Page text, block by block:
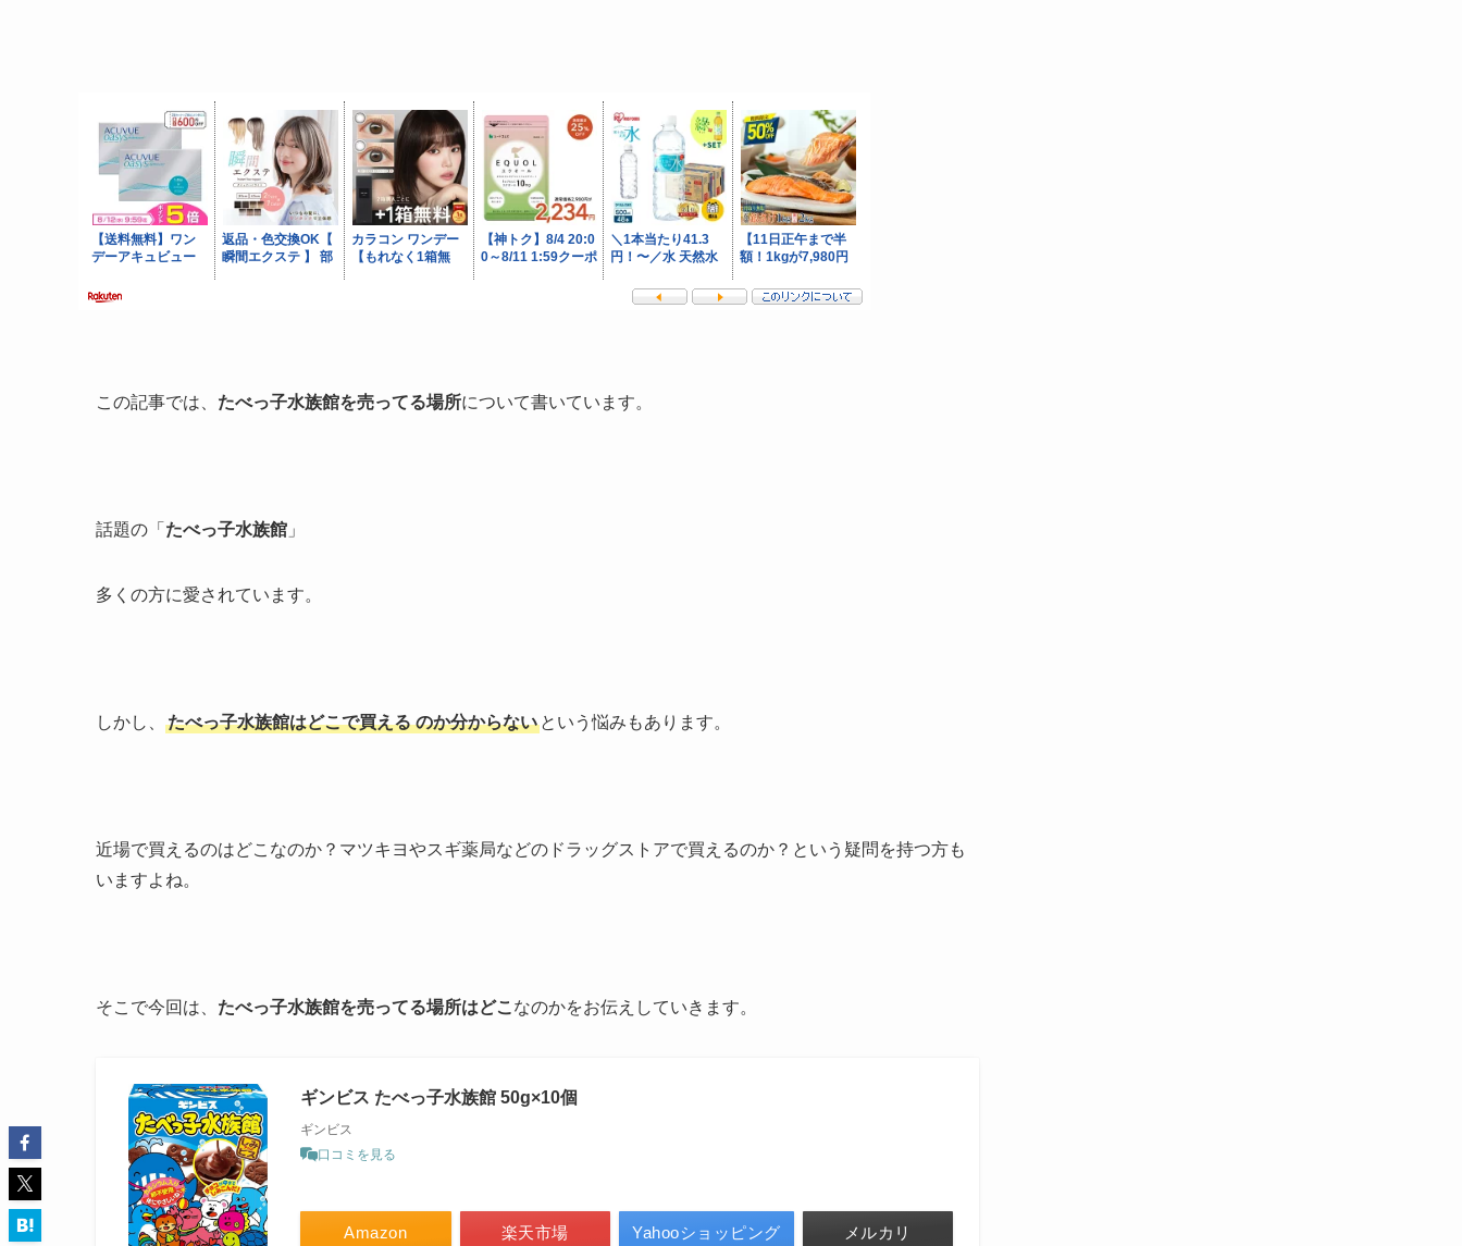
この記事では、 たべっ子水族館を売ってる場所について書いています。
話題の「 たべっ子水族館 」
多くの方に愛されています。
しかし、 たべっ子水族館はどこで買える のか分からない という悩みもあります。
近場で買えるのはどこなのか？マツキヨやスギ薬局などのドラッグストアで買えるのか？という疑問を持つ方も
いますよね。
そこで今回は、 たべっ子水族館を売ってる場所はどこ なのかをお伝えしていきます。
ギンビス たべっ子水族館 50g×10個
ギンビス
口コミを見る
Amazon 楽天市場 Yahooショッピング メルカリ